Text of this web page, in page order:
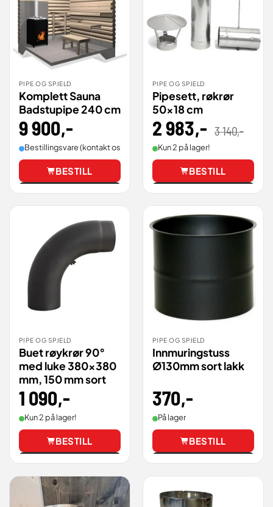
PIPE OG SPJELD
Komplett Sauna
Badstupipe 240 cm
9 900,-
Bestillingsvare (kontakt oss for leveringstid).
BESTILL
PIPE OG SPJELD
Pipesett, røkrør
50×18 cm
2 983,- 3 140,-
Kun 2 på lager!
BESTILL
PIPE OG SPJELD
Buet røykrør 90°
med luke 380×380
mm, 150 mm sort
1 090,-
Kun 2 på lager!
BESTILL
PIPE OG SPJELD
Innmuringstuss
Ø130mm sort lakk
370,-
På lager
BESTILL